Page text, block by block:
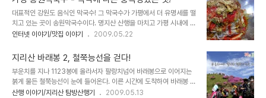
대표적인 강원도 음식인 막국수! 그 막국수가 가평에서 더 유명세를 떨
치고 있는 곳이 송원막국수이다. 명지산 산행을 마치고 가평 시내에 도
착하여 소개로 찾아가게 된 곳인데 식객에도 소개 되었을 정도로 이미
오로지 막국수! 제대로 온것 같다는 생각이 든다. 막국수는 본디 비빔
이나 물이라는 개념이 없는 국수이기에.....아쉬운 점은 저녁 7시에 도
착 했는데 제육이 다 떨어지고 없다는 것이다. 칼로리보충은 포기하고
막국수와 메밀꽃 술을 시켜본다. 서울에 비해 가격은 정말 착하다. 식
당에서 직접 담은 깔끔하고 시원한 맛의 김치....역시 소문난 집이 다르
인터넷 이야기/맛집 이야기 2009.05.22
지리산 바래봉 2, 철쭉능선을 걷다!
부운치를 지나 1123봉에 올라서자 팔랑치넘어 바래봉으로 이어지는
붉게 물든 철쭉능선이 눈에 들어온다. 이른 시간에 도착하여 바래봉 철
쭉제 기간이지만 생각보다 인파가 많지 않아 다행이다. 초원으로 이루
산행 이야기/지리산 탐방산행기 2009.05.13